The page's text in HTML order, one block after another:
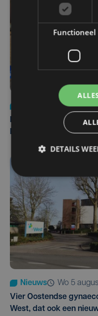
di 4
Man en vrouw dood
Nieuws
wo 5
Vier Oostendse
West, dat ook een
Functioneel
DETAILS